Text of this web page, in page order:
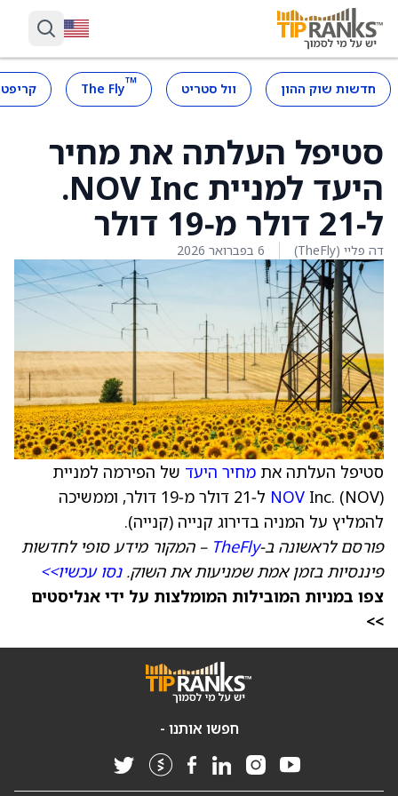
חדשות שוק ההון וול סטריט ™
The Fly
סטיפל העלתה את מחיר
היעד למניית NOV Inc.
ל‑21 דולר מ‑19 דולר
דה פליי (TheFly) 6 בפברואר 2026
סטיפל העלתה את מחיר היעד של הפירמה למניית
NOV
Inc. (NOV) ל‑21 דולר מ‑19 דולר, וממשיכה
להמליץ על המניה בדירוג קנייה (קנייה).
פורסם לראשונה ב-TheFly – המקור מידע סופי לחדשות
פיננסיות בזמן אמת שמניעות את השוק.נסו עכשיו>>
צפו במניות המובילות המומלצות על ידי אנליסטים
>>
חפשו אותנו -